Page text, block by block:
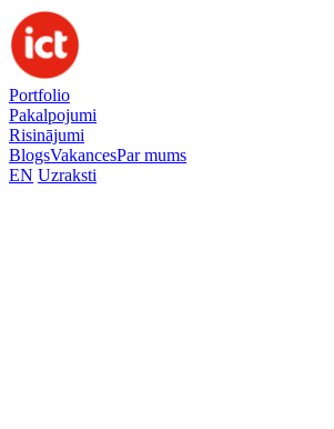
Portfolio
Pakalpojumi
Risinājumi
BlogsVakancesPar mums
EN Uzraksti